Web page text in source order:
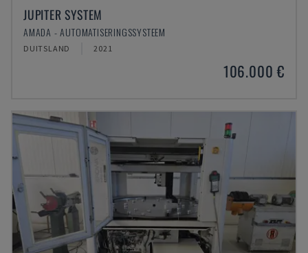
JUPITER SYSTEM
AMADA - AUTOMATISERINGSSYSTEEM
DUITSLAND 2021
106.000 €